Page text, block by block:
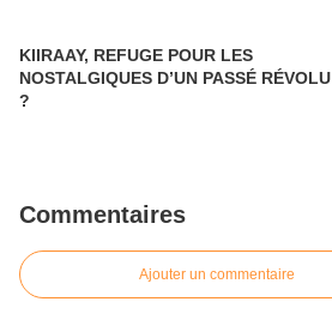
KIIRAAY, REFUGE POUR LES
NOSTALGIQUES D’UN PASSÉ RÉVOLU
?
Commentaires
Ajouter un commentaire